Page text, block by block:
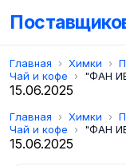
Главная Химки
Чай и кофе
"ФАН
15.06.2025
Главная Химки
Чай и кофе
"ФАН
15.06.2025